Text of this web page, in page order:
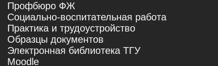
Партнёрам
Практики, стажировки и вакансии
Сотрудничество
Дополнительное образование